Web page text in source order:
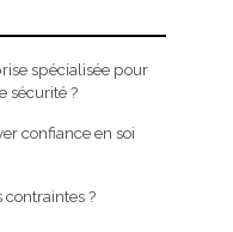
spécialisée pour
sécurité ?
confiance en soi
?